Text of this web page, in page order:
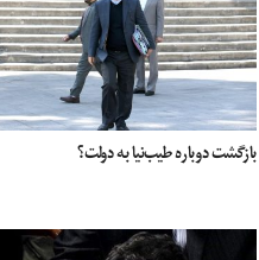
بازگشت دوباره طیب‌نیا به دولت؟